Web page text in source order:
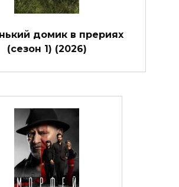
домик в прериях
(сезон 1) (2026)